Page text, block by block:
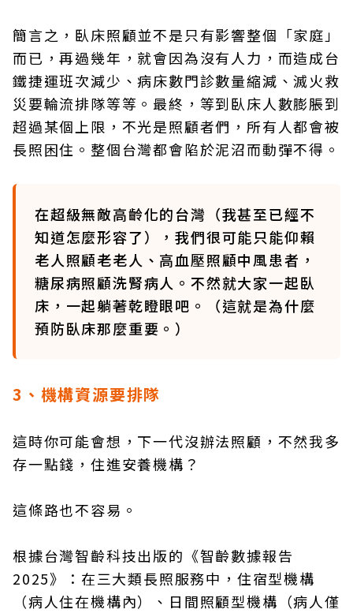
簡言之，臥床照顧並不是只有影響整個「家庭」
而已，再過幾年，就會因為沒有人力，而造成台
鐵捷運班次減少、病床數門診數量縮減、滅火救
災要輪流排隊等等。最終，等到臥床人數膨脹到
超過某個上限，不光是照顧者們，所有人都會被
長照困住。整個台灣都會陷於泥沼而動彈不得。
在超級無敵高齡化的台灣（我甚至已經不
知道怎麼形容了），我們很可能只能仰賴
老人照顧老老人、高血壓照顧中風患者，
糖尿病照顧洗腎病人。不然就大家一起臥
床，一起躺著乾瞪眼吧。（這就是為什麼
預防臥床那麼重要。）
3、機構資源要排隊
這時你可能會想，下一代沒辦法照顧，不然我多
存一點錢，住進安養機構？
這條路也不容易。
根據台灣智齡科技出版的《智齡數據報告
2025》：在三大類長照服務中，住宿型機構
（病人住在機構內）、日間照顧型機構（病人僅